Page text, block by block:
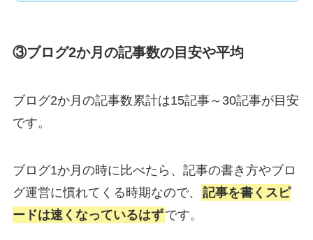
③ブログ2か月の記事数の目安や平均
ブログ2か月の記事数累計は15記事～30記事が目安
です。
ブログ1か月の時に比べたら、記事の書き方やブロ
グ運営に慣れてくる時期なので、
記事を書くスピ
ードは速くなっているはずです。